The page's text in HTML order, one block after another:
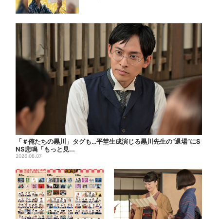
「＃俺たちの黒川」タグも…平埜生成演じる黒川先生の“退場”にS
NS悲鳴「もっと見...
2026.08.07